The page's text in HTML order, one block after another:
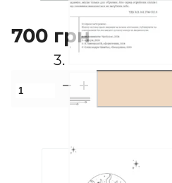
700 грн
Промені